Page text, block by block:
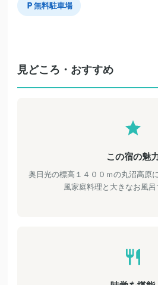
無料駐車場
見どころ・おすすめ
この宿の魅
奥日光の標高１４００ｍの丸沼高原
風家庭料理と大きなお風